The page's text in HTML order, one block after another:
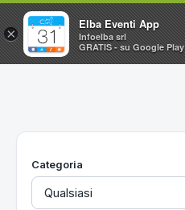
Home
Utilità
Categoria
×
Elba Eventi App
Infoelba srl
GRATIS - su Google Play